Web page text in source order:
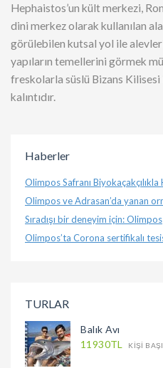
Hephaistos’un kült merkezi,
dini merkez olarak kullanılan
görülebilen kutsal yol ile
yapıların temellerini görmek
freskolarla süslü Bizans Kilisesi
kalıntıdır.
Haberler
Olimpos Safranı Biyokaçakçılıkla
Olimpos ve Adrasan’da yanan
Sıradışı bir deneyim için: Olimpos
Olimpos’ta Corona sertifikalı
TURLAR
Balık Avı
11930TL
KIŞI BAŞI